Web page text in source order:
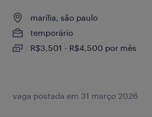
marília, são paulo
temporário
R$3,501 - R$4,500 por mês
vaga postada em 31 março 2026